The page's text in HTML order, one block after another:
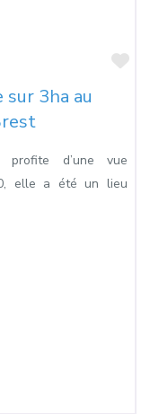
3ha au
profite d’une vue
elle a été un lieu